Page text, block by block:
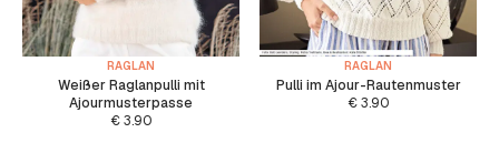
RAGLAN
Weißer Raglanpulli mit
Ajourmusterpasse
€3.90
RAGLAN
Pulli im Ajour-Rautenmuster
€3.90